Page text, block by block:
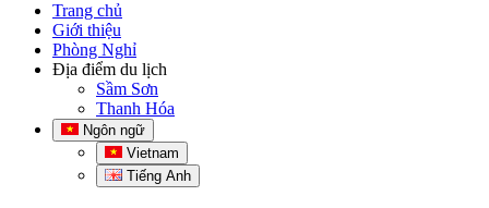
Trang chủ
Giới thiệu
Phòng Nghỉ
Địa điểm du lịch
Sầm Sơn
Thanh Hóa
Ngôn ngữ
Vietnam
Tiếng Anh